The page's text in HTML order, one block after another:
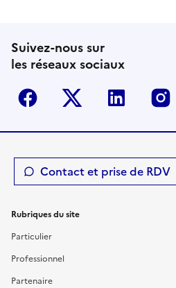
Suivez-nous sur
les réseaux sociaux
Facebook Twitter-X Linkedin
Contact et prise de RDV
Rubriques du site
Particulier
Professionnel
Partenaire